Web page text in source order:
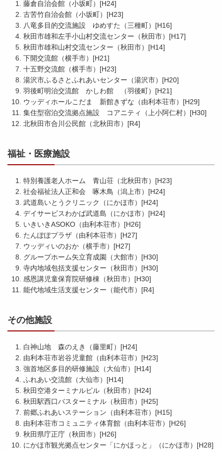
藤倉自治会館（小坂町）[H24]
古苦竹自治会館（小坂町）[H23]
八竜多目的交流施設 ゆめすた（三種町）[H16]
秋田市雄和左手小山村交流センター（秋田市）[H17]
秋田市雄和山村交流センター（秋田市）[H14]
下開交流館（横手市）[H21]
十五野交流館（横手市）[H23]
湯沢市ふるさとふれあいセンター（湯沢市）[H20]
羽後町明治交流館 かしわ館 （羽後町）[H21]
ウッディホールこだま 新館きずな（由利本荘市）[H29]
集住型宿泊交流拠点施設 コアニティ（上小阿仁村）[H30]
北秋田市合川公民館（北秋田市）[R4]
福祉・医療施設
特別養護老人ホーム 青山荘（北秋田市）[H23]
社会福祉法人正和会 啄木鳥（潟上市）[H24]
武道島いとうクリニック（にかほ市）[H24]
デイサービスわかば武道島（にかほ市）[H24]
いきいきASOKO（由利本荘市）[H26]
たんぽぽプラザ（由利本荘市）[H27]
ウッディいのおか（横手市）[H27]
グループホーム矢立育成園（大館市）[H30]
寺内地域包括支援センター（秋田市）[H30]
感恩講児童保育院研修棟（秋田市）[H30]
能代地域生活支援センター（能代市）[R4]
その他施設
白神山地 森のえき（藤里町）[H24]
由利本荘市岩谷児童館（由利本荘市）[H23]
強首地区多目的研修施設（大仙市）[H14]
ふれあい交流館（大仙市）[H14]
秋田空港ターミナルビル（秋田市）[H24]
秋田駅西口バスターミナル（秋田市）[H25]
前郷ふれあいステーション（由利本荘市）[H15]
由利本荘市コミュニティ体育館（由利本荘市）[H26]
秋田県庁正庁（秋田市）[H26]
にかほ市観光拠点センター「にかほっと」（にかほ市）[H28]